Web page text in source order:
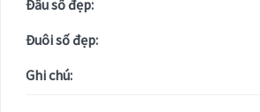
Đầu số đẹp:
Đuôi số đẹp:
Ghi chú: